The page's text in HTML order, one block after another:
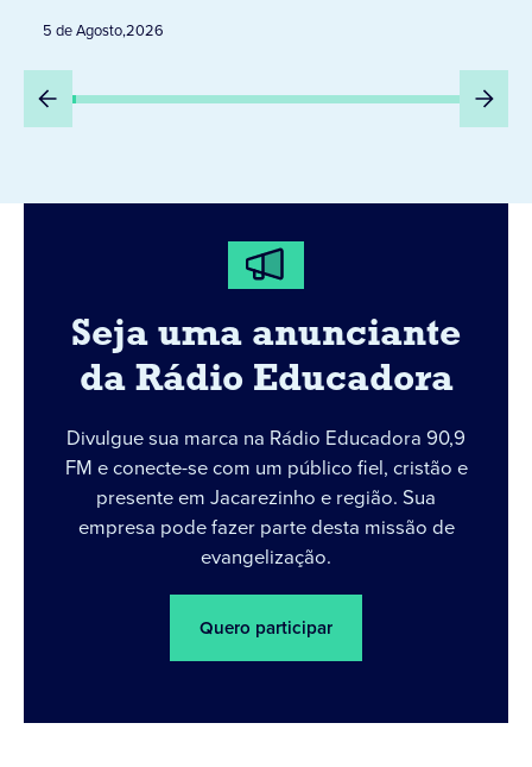
5 de Agosto,2026
Seja uma anunciante
da Rádio Educadora
Divulgue sua marca na Rádio Educadora 90,9
FM e conecte-se com um público fiel, cristão e
presente em Jacarezinho e região. Sua
empresa pode fazer parte desta missão de
evangelização.
Quero participar